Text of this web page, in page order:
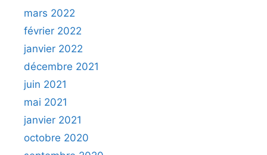
mars 2022
février 2022
janvier 2022
décembre 2021
juin 2021
mai 2021
janvier 2021
octobre 2020